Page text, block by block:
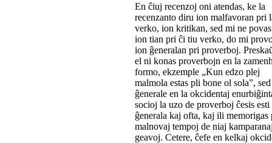
En ĉiuj recenzoj oni atendas, ke la
recenzanto diru ion malfavoran pri
verko, ion kritikan, sed mi ne
ion tian pri ĉi tiu verko, do mi
ion ĝeneralan pri proverboj.
el ni konas proverbojn en la
formo, ekzemple „Kun edzo plej
malmola estas pli bone ol sola”, sed
ĝenerale en la okcidentaj
socioj la uzo de proverboj ĉesis esti
ĝenerala kaj ofta, kaj ili memorigas
malnovaj tempoj de niaj
geavoj. Cetere, ĉefe en kelkaj